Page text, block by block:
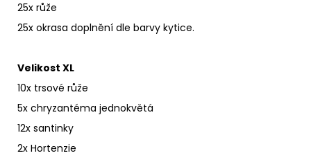
25x růže
25x okrasa doplnění dle barvy kytice.
Velikost XL
10x trsové růže
5x chryzantéma jednokvětá
12x santinky
2x Hortenzie